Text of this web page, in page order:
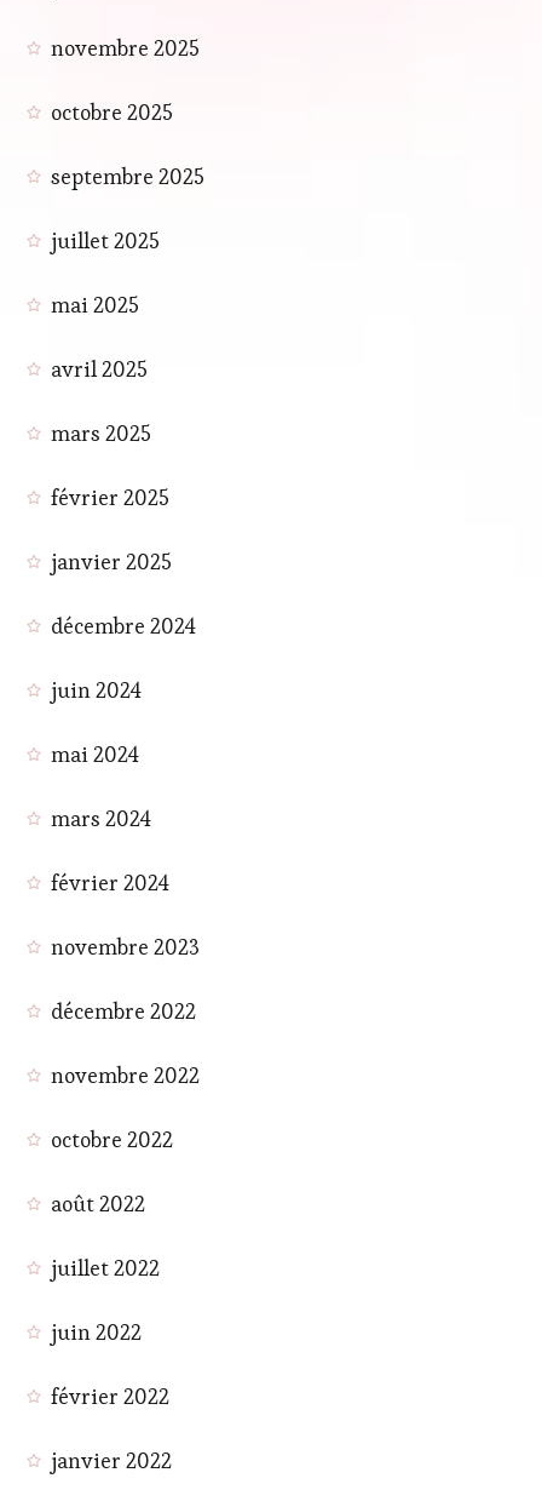
novembre 2025
octobre 2025
septembre 2025
juillet 2025
mai 2025
avril 2025
mars 2025
février 2025
janvier 2025
décembre 2024
juin 2024
mai 2024
mars 2024
février 2024
novembre 2023
décembre 2022
novembre 2022
octobre 2022
août 2022
juillet 2022
juin 2022
février 2022
janvier 2022